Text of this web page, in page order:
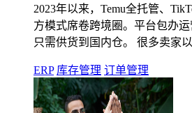
2023年以来，Temu全托管、
方模式席卷跨境圈。平台包办
只需供货到国内仓。 很多卖家以
ERP 库存管理 订单管理